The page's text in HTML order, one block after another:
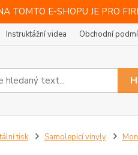
TOMTO E-SHOPU JE PRO
Instruktážní videa Obchodní
tisk Samolepicí vinyly